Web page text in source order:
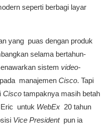
seperti berbagi layar
yang puas dengan produk
selama bertahun-
sistem video-
manajemen Cisco. Tapi
Cisco tampaknya masih betah
untuk WebEx 20 tahun
Vice Presidentpun ia